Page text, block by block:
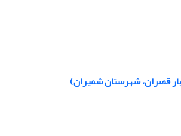
قصران، شهرستان شمیران)